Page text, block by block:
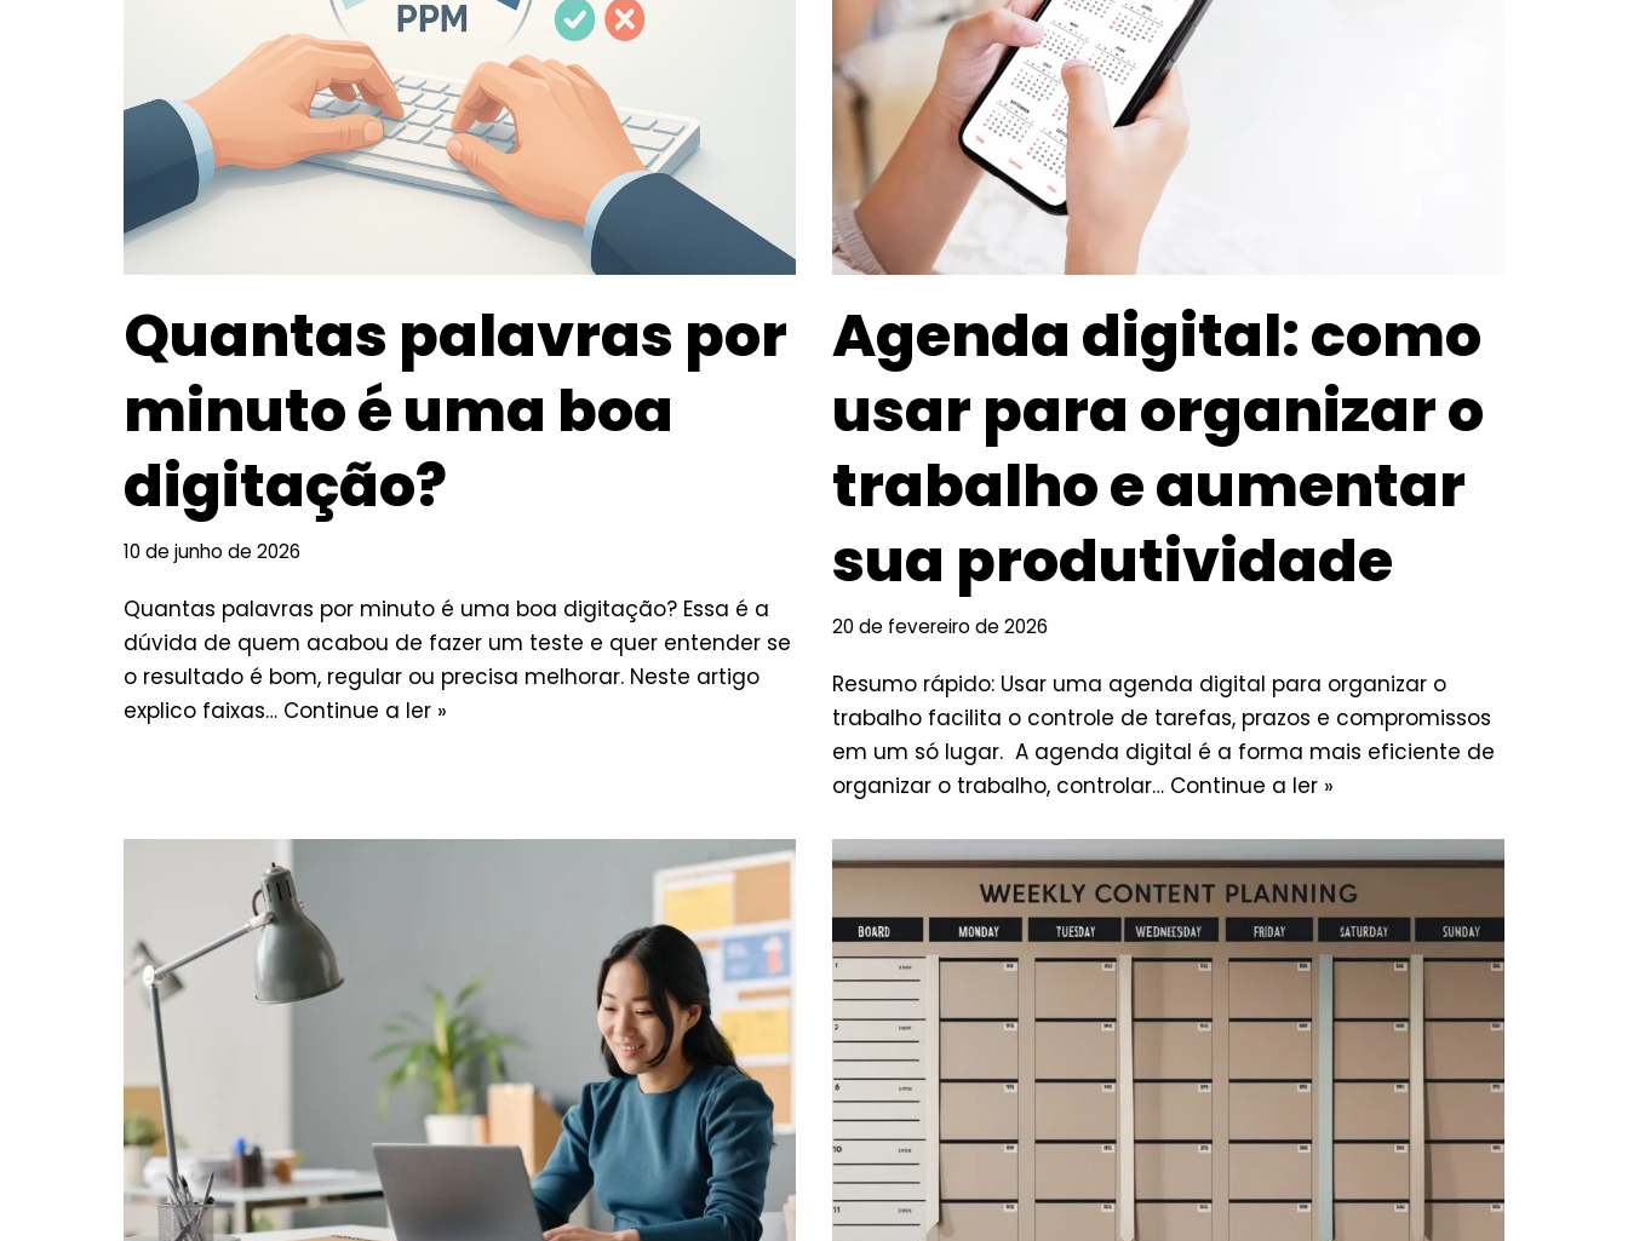
Quantas palavras por
minuto é uma boa
digitação?
10 de junho de 2026
Quantas palavras por minuto é uma boa digitação? Essa é a
dúvida de quem acabou de fazer um teste e quer entender se
o resultado é bom, regular ou precisa melhorar. Neste artigo
explico faixas… Continue a ler »
Agenda digital: como
usar para organizar o
trabalho e aumentar
sua produtividade
20 de fevereiro de 2026
Resumo rápido: Usar uma agenda digital para organizar o
trabalho facilita o controle de tarefas, prazos e compromissos
em um só lugar. A agenda digital é a forma mais eficiente de
organizar o trabalho, controlar… Continue a ler »